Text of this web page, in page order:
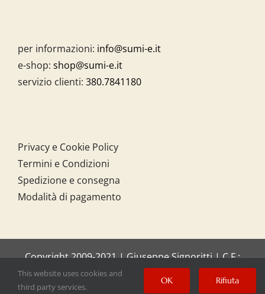
per informazioni: info@sumi-e.it
e-shop: shop@sumi-e.it
servizio clienti: 380.7841180
Privacy e Cookie Policy
Termini e Condizioni
Spedizione e consegna
Modalità di pagamento
Copyright 2009-2021 | Giuseppe Signoritti | C.F.:
SGNGPP61C20I158O
This website uses cookies and
third party services.
OK Rifiuta